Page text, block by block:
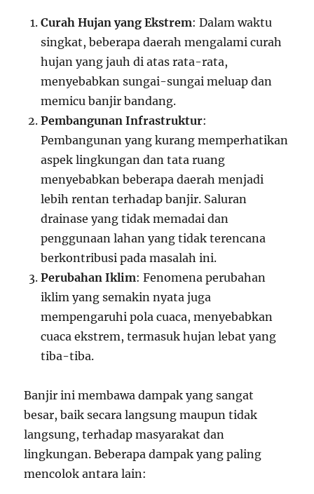
Curah Hujan yang Ekstrem: Dalam waktu
singkat, beberapa daerah mengalami curah
hujan yang jauh di atas rata-rata,
menyebabkan sungai-sungai meluap dan
memicu banjir bandang.
Pembangunan Infrastruktur:
Pembangunan yang kurang memperhatikan
aspek lingkungan dan tata ruang
menyebabkan beberapa daerah menjadi
lebih rentan terhadap banjir. Saluran
drainase yang tidak memadai dan
penggunaan lahan yang tidak terencana
berkontribusi pada masalah ini.
Perubahan Iklim: Fenomena perubahan
iklim yang semakin nyata juga
mempengaruhi pola cuaca, menyebabkan
cuaca ekstrem, termasuk hujan lebat yang
tiba-tiba.
Banjir ini membawa dampak yang sangat
besar, baik secara langsung maupun tidak
langsung, terhadap masyarakat dan
lingkungan. Beberapa dampak yang paling
mencolok antara lain: